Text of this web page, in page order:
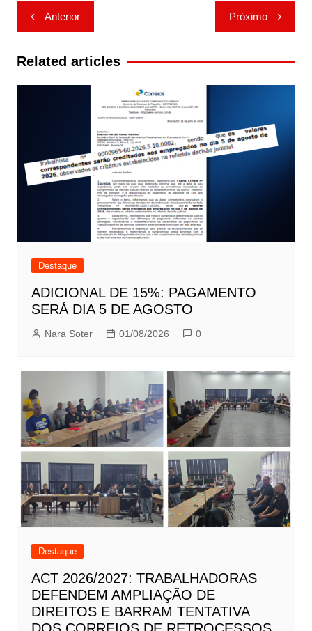
Navegação
de
Post
Anterior Próximo
Related articles
Destaque
ADICIONAL DE 15%: PAGAMENTO
SERÁ DIA 5 DE AGOSTO
Nara Soter 01/08/2026 0
Destaque
ACT 2026/2027: TRABALHADORAS
DEFENDEM AMPLIAÇÃO DE
DIREITOS E BARRAM TENTATIVA